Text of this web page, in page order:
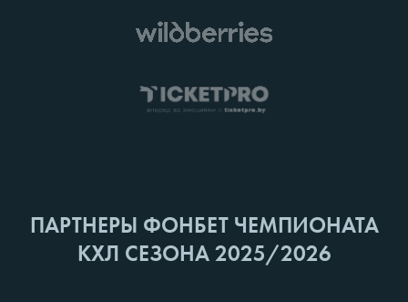
ПАРТНЕРЫ ФОНБЕТ ЧЕМПИОНАТА
КХЛ СЕЗОНА 2025/2026